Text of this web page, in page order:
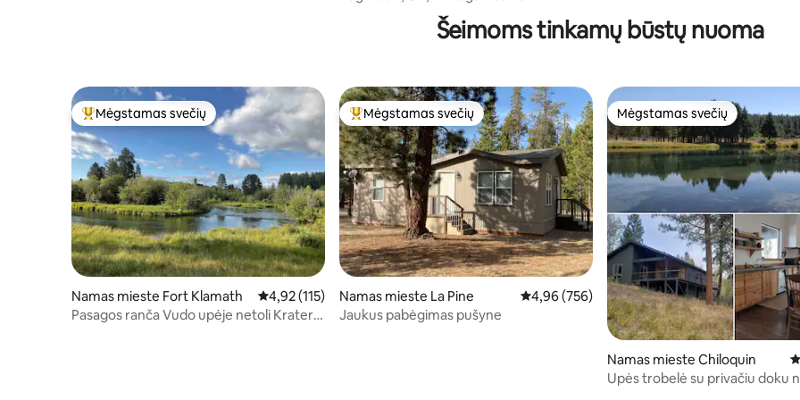
Šeimoms tinkamų būstų nuoma
Svečių mėgstamiausias
Mėgstamas svečių
Namas mieste Fort Klamath Vidutinis įvertinimas: 4,92 iš 5, atsiliepimų: 115
4,92 (115)
Pasagos ranča Vudo upėje netoli Kraterio
Svečių mėgstamiausias
Mėgstamas svečių
Namas mieste La Pine Vidutinis įvertinimas: 4,96 iš 5, atsiliepimų: 756
4,96 (756)
Jaukus pabėgimas pušyne
Mėgstamas svečių
Mėgstamas svečių
Namas mieste Chiloquin
Upės trobelė su privačiu doku